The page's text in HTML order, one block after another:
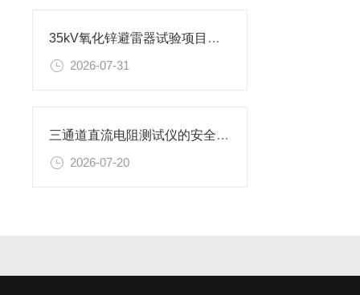
35kV氧化锌避雷器试验项目及设备
2026-07-31
三通道直流电阻测试仪的安全使用准则
2026-07-20